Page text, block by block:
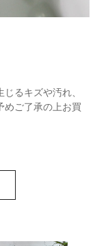
るキズや汚れ、
めご了承の上お買